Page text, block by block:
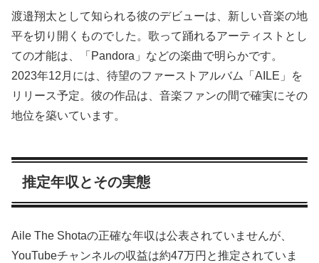
渡邉翔太として知られる彼のデビューは、新しい音楽の地
平を切り開くものでした。歌って踊れるアーティストとし
ての才能は、「Pandora」などの楽曲で明らかです。
2023年12月には、待望のファーストアルバム「AILE」を
リリース予定。彼の作品は、音楽ファンの間で確実にその
地位を築いています。
推定年収とその実態
Aile The Shotaの正確な年収は公表されていませんが、
YouTubeチャンネルの収益は約47万円と推定されていま